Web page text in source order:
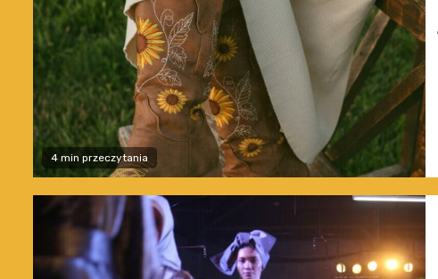
4 min przeczytania